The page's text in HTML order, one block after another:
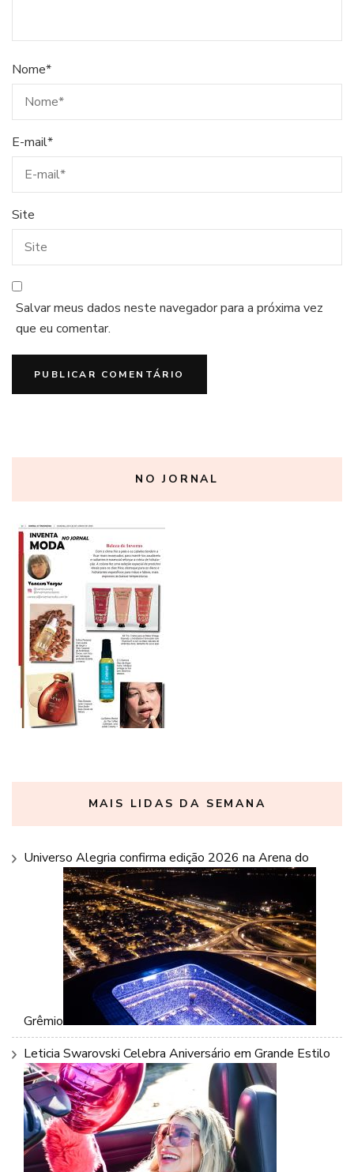
Nome*
E-mail*
Site
Salvar meus dados neste navegador para a próxima vez
que eu comentar.
NO JORNAL
MAIS LIDAS DA SEMANA
Universo Alegria confirma edição 2026 na Arena do
Grêmio
Leticia Swarovski Celebra Aniversário em Grande Estilo